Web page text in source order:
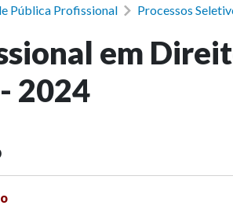
Pública Profissional Processos
em
2024